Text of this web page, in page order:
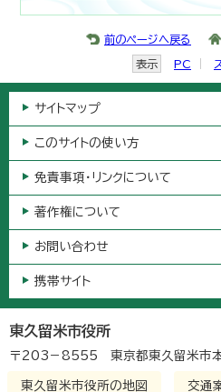
前のページへ戻る
表示 PC
サイトマップ
このサイトの使い方
免責事項・リンクについて
著作権について
お問い合わせ
携帯サイト
東久留米市役所
〒203－8555 東京都東久留米市
東久留米市役所の地図 交通